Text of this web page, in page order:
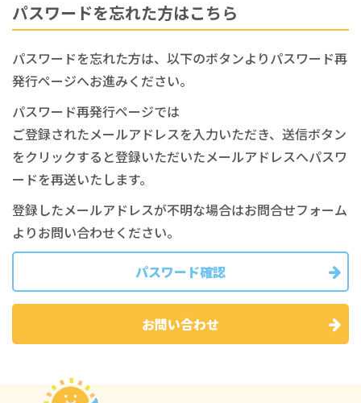
パスワードを忘れた方はこちら
パスワードを忘れた方は、以下のボタンよりパスワード再
発行ページへお進みください。
パスワード再発行ページでは
ご登録されたメールアドレスを入力いただき、送信ボタン
をクリックすると登録いただいたメールアドレスへパスワ
ードを再送いたします。
登録したメールアドレスが不明な場合はお問合せフォーム
よりお問い合わせください。
パスワード確認
お問い合わせ